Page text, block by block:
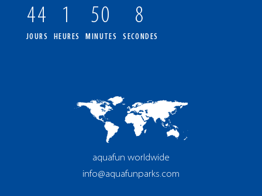
44
JOURS
1
HEURES
50
MINUTES
7
SECONDES
aquafun worldwide
info@aquafunparks.com